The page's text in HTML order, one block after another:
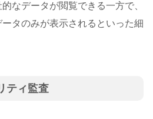
なデータが閲覧できる一方で、
タのみが表示されるといった細
ティ監査